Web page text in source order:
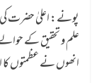
پونے: اعلیٰ حضرت کی
علم و تحقیق کے
انھوں نے عظمتوں کا